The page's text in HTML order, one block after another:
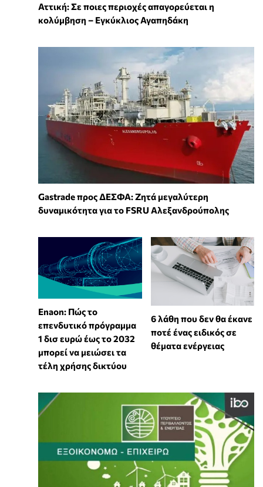
Αττική: Σε ποιες περιοχές απαγορεύεται η
κολύμβηση – Εγκύκλιος Αγαπηδάκη
Gastrade προς ΔΕΣΦΑ: Ζητά μεγαλύτερη
δυναμικότητα για το FSRU Αλεξανδρούπολης
Enaon: Πώς το
επενδυτικό πρόγραμμα
1 δισ ευρώ έως το 2032
μπορεί να μειώσει τα
τέλη χρήσης δικτύου
6 λάθη που δεν θα έκανε
ποτέ ένας ειδικός σε
θέματα ενέργειας